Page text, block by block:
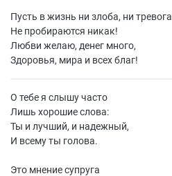
Пусть в жизнь ни злоба, ни тревога
Не пробираются никак!
Любви желаю, денег много,
Здоровья, мира и всех благ!
О тебе я слышу часто
Лишь хорошие слова:
Ты и лучший, и надежный,
И всему ты голова.
Это мнение супруга